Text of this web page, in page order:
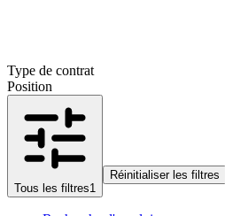
Type de contrat
Position
Tous les filtres1
Réinitialiser les filtres